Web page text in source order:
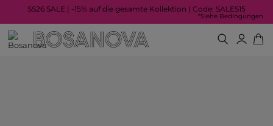
SS26 SALE | -15% auf die gesamte Kollektion | Code: SALES15
*Siehe Bedingungen